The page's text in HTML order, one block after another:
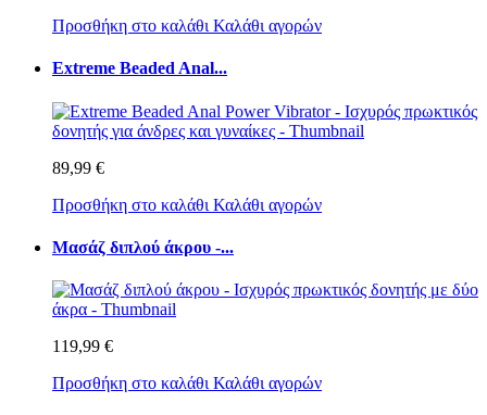
Προσθήκη στο καλάθι Καλάθι αγορών
Extreme Beaded Anal...
89,99 €
Προσθήκη στο καλάθι Καλάθι αγορών
Μασάζ διπλού άκρου -...
119,99 €
Προσθήκη στο καλάθι Καλάθι αγορών